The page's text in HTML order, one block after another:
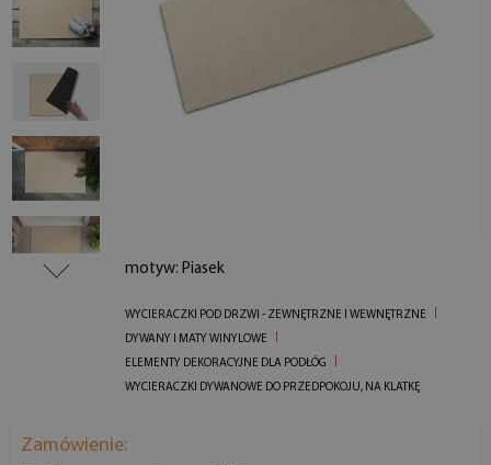
motyw: Piasek
WYCIERACZKI POD DRZWI - ZEWNĘTRZNE I WEWNĘTRZNE
DYWANY I MATY WINYLOWE
ELEMENTY DEKORACYJNE DLA PODŁÓG
WYCIERACZKI DYWANOWE DO PRZEDPOKOJU, NA KLATKĘ
Zamówienie: